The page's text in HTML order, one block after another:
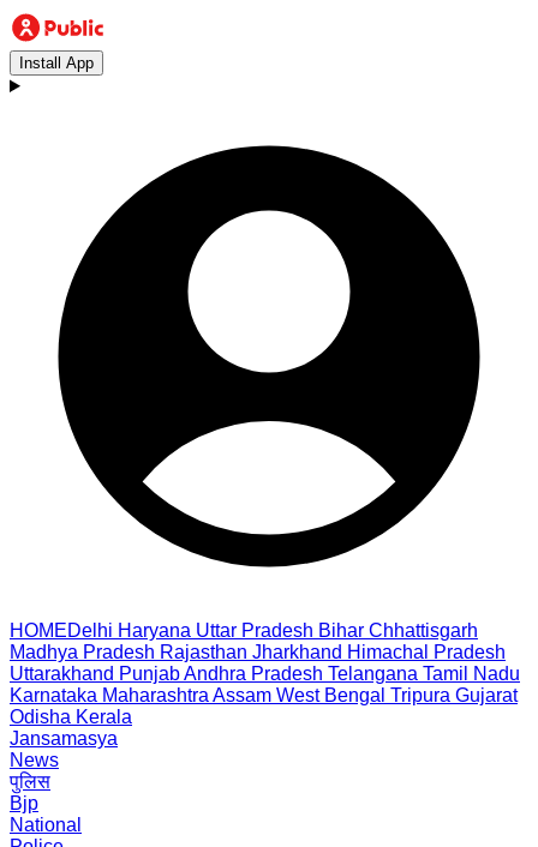
Install App
HOMEDelhi Haryana Uttar Pradesh Bihar Chhattisgarh
Madhya Pradesh Rajasthan Jharkhand Himachal Pradesh
Uttarakhand PunjabAndhra Pradesh Telangana Tamil Nadu
Karnataka Maharashtra Assam West Bengal Tripura Gujarat
Odisha Kerala
Jansamasya
News
पुलिस
Bjp
National